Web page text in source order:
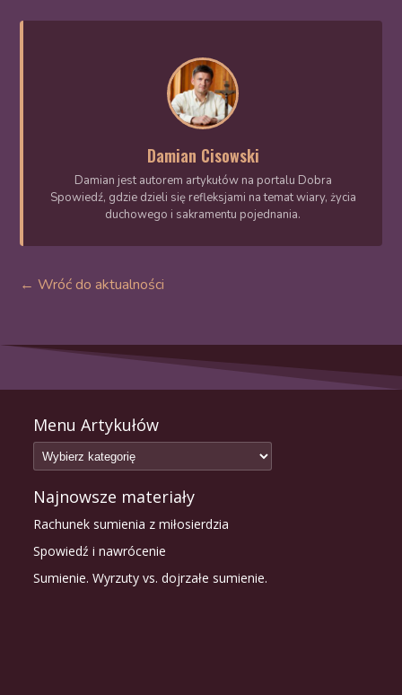
Damian Cisowski
Damian jest autorem artykułów na portalu Dobra
Spowiedź, gdzie dzieli się refleksjami na temat wiary, życia
duchowego i sakramentu pojednania.
← Wróć do aktualności
Menu Artykułów
Najnowsze materiały
Rachunek sumienia z miłosierdzia
Spowiedź i nawrócenie
Sumienie. Wyrzuty vs. dojrzałe sumienie.